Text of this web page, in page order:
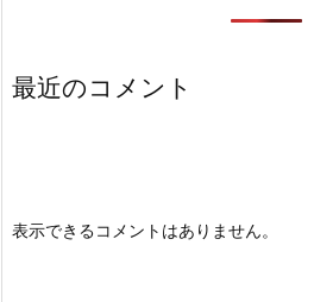
最近のコメント
表示できるコメントはありません。